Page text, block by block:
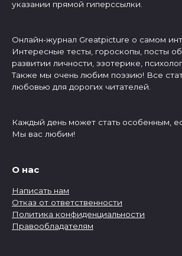
указании прямой гиперссылки.
Онлайн-журнал Greatpicture о самом
Интересные тесты, гороскопы, посты
развитии личности, эзотерике,
Также мы очень любим поэзию! Все
любовью для дорогих читателей.
Каждый день может стать особенным,
Мы вас любим!
О нас
Написать нам
Отказ от ответственности
Политика конфиденциальности
Правообладателям